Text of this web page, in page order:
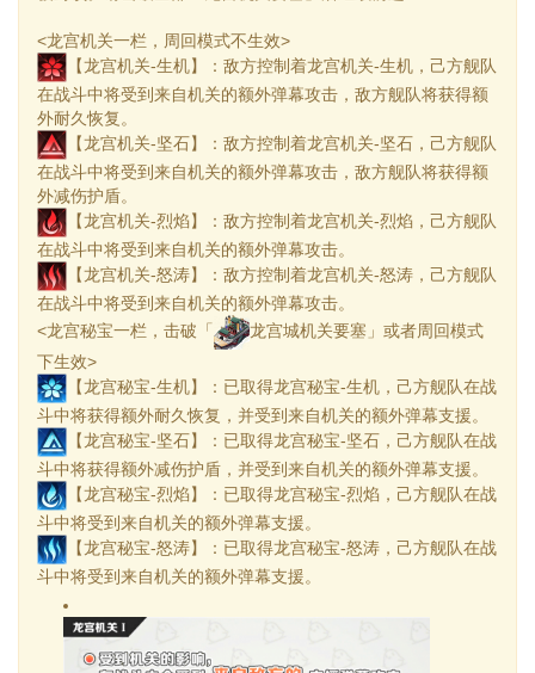
<龙宫机关一栏，周回模式不生效>
【龙宫机关-生机】：敌方控制着龙宫机关-生机，己方舰队
在战斗中将受到来自机关的额外弹幕攻击，敌方舰队将获得额
外耐久恢复。
【龙宫机关-坚石】：敌方控制着龙宫机关-坚石，己方舰队
在战斗中将受到来自机关的额外弹幕攻击，敌方舰队将获得额
外减伤护盾。
【龙宫机关-烈焰】：敌方控制着龙宫机关-烈焰，己方舰队
在战斗中将受到来自机关的额外弹幕攻击。
【龙宫机关-怒涛】：敌方控制着龙宫机关-怒涛，己方舰队
在战斗中将受到来自机关的额外弹幕攻击。
<龙宫秘宝一栏，击破「
龙宫城机关要塞」或者周回模式
下生效>
【龙宫秘宝-生机】：已取得龙宫秘宝-生机，己方舰队在战
斗中将获得额外耐久恢复，并受到来自机关的额外弹幕支援。
【龙宫秘宝-坚石】：已取得龙宫秘宝-坚石，己方舰队在战
斗中将获得额外减伤护盾，并受到来自机关的额外弹幕支援。
【龙宫秘宝-烈焰】：已取得龙宫秘宝-烈焰，己方舰队在战
斗中将受到来自机关的额外弹幕支援。
【龙宫秘宝-怒涛】：已取得龙宫秘宝-怒涛，己方舰队在战
斗中将受到来自机关的额外弹幕支援。